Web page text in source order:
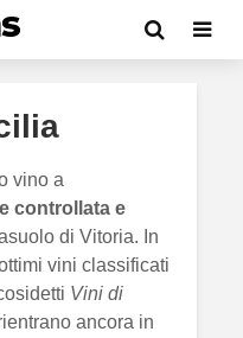
vino a
controllata e
di Vitoria. In
vini classificati
Vini di
ancora in